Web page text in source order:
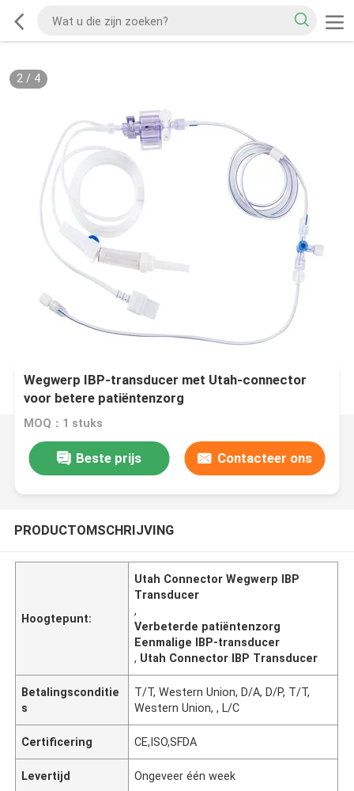
2/ 4
Wegwerp IBP-transducer met Utah-connector
voor betere patiëntenzorg
MOQ：1 stuks
Beste prijs Contacteer ons
PRODUCTOMSCHRIJVING
Hoogtepunt:
Utah Connector Wegwerp IBP
Transducer
,
Verbeterde patiëntenzorg
Eenmalige IBP-transducer
, Utah Connector IBP Transducer
Betalingsconditie
s
T/T, Western Union, D/A, D/P, T/T,
Western Union, , L/C
Certificering CE,ISO,SFDA
Levertijd Ongeveer één week